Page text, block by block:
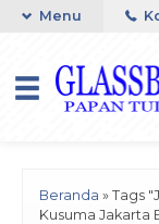
Menu
Beranda » Tags
Kusuma Jakarta